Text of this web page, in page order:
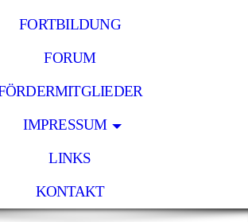
FORTBILDUNG
FORUM
IMPRESSUM
LINKS
KONTAKT